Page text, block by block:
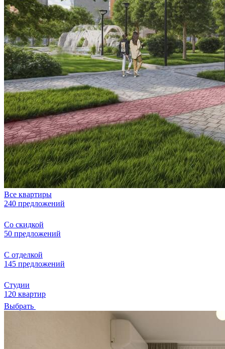
Все квартиры
240 предложений
Со скидкой
50 предложений
С отделкой
145 предложений
Студии
120 квартир
Выбрать